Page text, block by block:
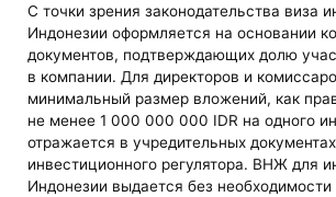
С точки зрения законодательства виза
Индонезии оформляется на основании
документов, подтверждающих долю
в компании. Для директоров и
минимальный размер вложений, как
не менее 1 000 000 000 IDR на одного
отражается в учредительных
инвестиционного регулятора. ВНЖ для
Индонезии выдается без необходимости